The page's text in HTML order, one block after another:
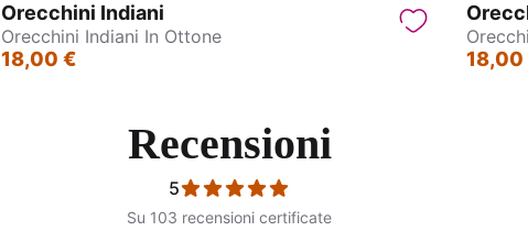
Orecchini Indiani
Orecchini Indiani In Ottone
18,00 € 18,00
Recensioni
5
Su 103 recensioni certificate